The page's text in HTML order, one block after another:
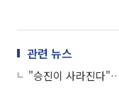
관련 뉴스
"승진이 사라진다